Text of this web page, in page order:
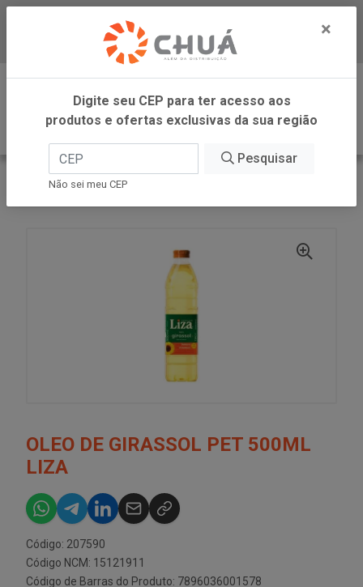
Baixe já nosso APP
0
INÍCIO
CARGILL VAREJO
OLEO DE GIRASSOL PET 500ML
LIZA
Código: 207590
Código NCM: 15121911
Código de Barras do Produto: 7896036001578
×
Digite seu CEP para ter acesso aos
produtos e ofertas exclusivas da sua região
Pesquisar
Não sei meu CEP